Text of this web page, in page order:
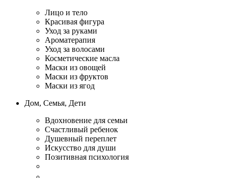
Лицо и тело
Красивая фигура
Уход за руками
Ароматерапия
Уход за волосами
Косметические масла
Маски из овощей
Маски из фруктов
Маски из ягод
Дом, Семья, Дети
Вдохновение для семьи
Счастливый ребенок
Душевный переплет
Искусство для души
Позитивная психология